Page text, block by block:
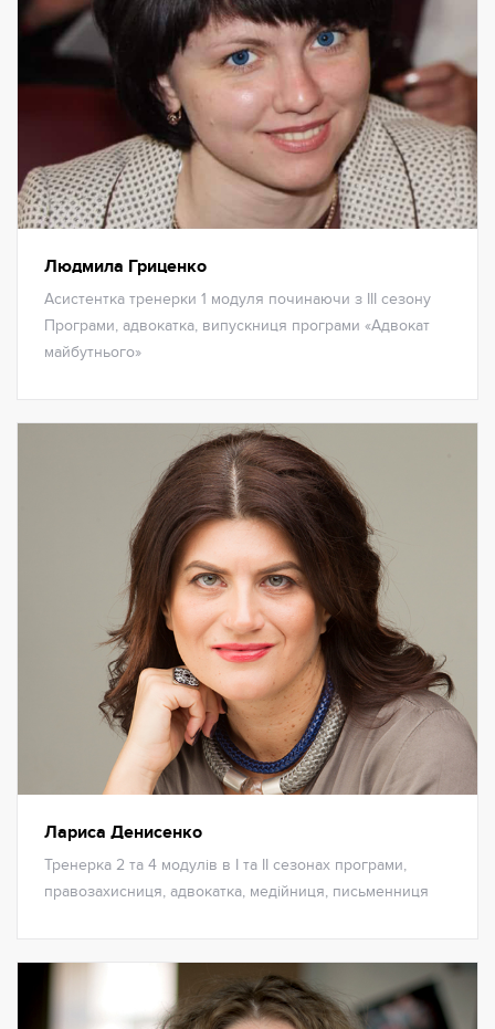
Людмила Гриценко
Асистентка тренерки 1 модуля починаючи з ІІІ сезону
Програми, адвокатка, випускниця програми «Адвокат
майбутнього»
Лариса Денисенко
Тренерка 2 та 4 модулів в І та ІІ сезонах програми,
правозахисниця, адвокатка, медійниця, письменниця